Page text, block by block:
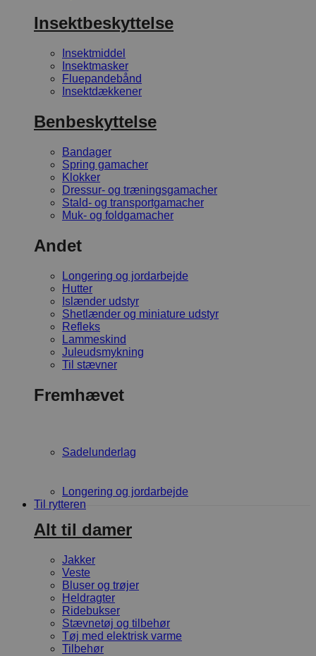
Insektbeskyttelse
Insektmiddel
Insektmasker
Fluepandebånd
Insektdækkener
Benbeskyttelse
Bandager
Spring gamacher
Klokker
Dressur- og træningsgamacher
Stald- og transportgamacher
Muk- og foldgamacher
Andet
Longering og jordarbejde
Hutter
Islænder udstyr
Shetlænder og miniature udstyr
Refleks
Lammeskind
Juleudsmykning
Til stævner
Fremhævet
Sadelunderlag
Longering og jordarbejde
Til rytteren
Alt til damer
Jakker
Veste
Bluser og trøjer
Heldragter
Ridebukser
Stævnetøj og tilbehør
Tøj med elektrisk varme
Tilbehør